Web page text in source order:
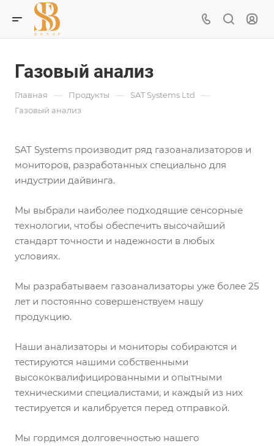
Газовый анализ
Главная — Продукты — SAT Systems Ltd —
Газовый анализ
SAT Systems производит ряд газоанализаторов и
мониторов, разработанных специально для
индустрии дайвинга.
Мы выбрали наиболее подходящие сенсорные
технологии, чтобы обеспечить высочайший
стандарт точности и надежности в любых
условиях.
Мы разрабатываем газоанализаторы уже более 25
лет и постоянно совершенствуем нашу
продукцию.
Наши анализаторы и мониторы собираются и
тестируются нашими собственными
высококвалифицированными и опытными
техническими специалистами, и каждый из них
тестируется и калибруется перед отправкой.
Мы гордимся долговечностью нашего